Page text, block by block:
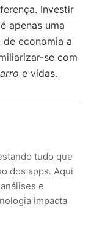
Investir
apenas uma
de economia a
se com
e vidas.
tudo que
dos apps. Aqui
e
impacta